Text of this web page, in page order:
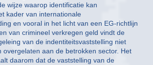
wijze waarop identificatie kan
kader van internationale
en vooral in het licht van een EG-richtlijn
van crimineel verkregen geld vindt de
van de indentiteitsvaststelling niet
overgelaten aan de betrokken sector. Het
daarom dat de vaststelling van de